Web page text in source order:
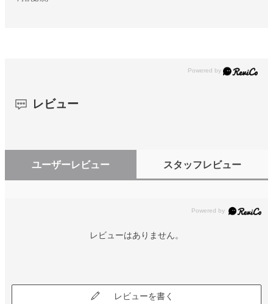
レビュー
ユーザーレビュー スタッフレビュー
レビューはありません。
レビューを書く